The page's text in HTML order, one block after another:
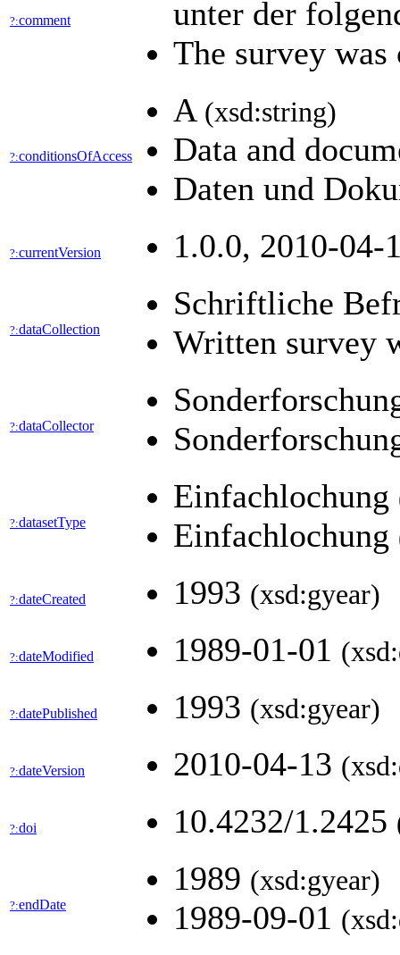
?:comment
unter der
The survey
?:conditionsOfAccess
A (xsd:string)
Data and
Daten und
?:currentVersion 1.0.0, 2010-
?:dataCollection
Schriftliche
Written survey
?:dataCollector
?:datasetType
Einfachlochung
Einfachlochung
?:dateCreated 1993 (xsd:gyear)
?:dateModified 1989-01-01
?:datePublished 1993 (xsd:gyear)
?:dateVersion 2010-04-13
?:doi 10.4232/1.2425
?:endDate
1989 (xsd:gyear)
1989-09-01